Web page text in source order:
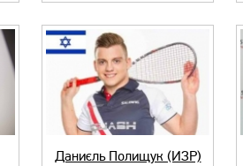
Даниєль Полищук (ИЗР)